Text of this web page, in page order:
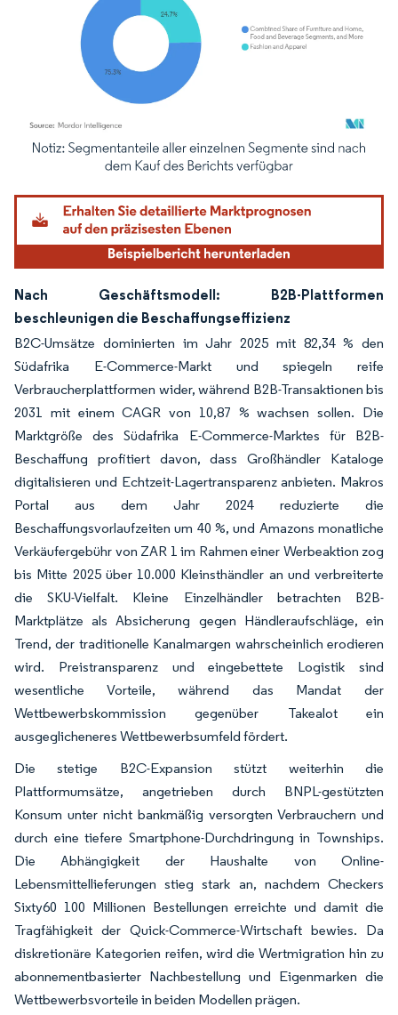
Bild © Mordor Intelligence. Wiederverwendung erfordert Namensnennung
Nach Geschäftsmodell: B2B-Plattformen
beschleunigen die Beschaffungseffizienz
B2C-Umsätze dominierten im Jahr 2025 mit 82,34 % den
Südafrika E-Commerce-Markt und spiegeln reife
Verbraucherplattformen wider, während B2B-Transaktionen bis
2031 mit einem CAGR von 10,87 % wachsen sollen. Die
Marktgröße des Südafrika E-Commerce-Marktes für B2B-
Beschaffung profitiert davon, dass Großhändler Kataloge
digitalisieren und Echtzeit-Lagertransparenz anbieten. Makros
Portal aus dem Jahr 2024 reduzierte die
Beschaffungsvorlaufzeiten um 40 %, und Amazons monatliche
Verkäufergebühr von ZAR 1 im Rahmen einer Werbeaktion zog
bis Mitte 2025 über 10.000 Kleinsthändler an und verbreiterte
die SKU-Vielfalt. Kleine Einzelhändler betrachten B2B-
Marktplätze als Absicherung gegen Händleraufschläge, ein
Trend, der traditionelle Kanalmargen wahrscheinlich erodieren
wird. Preistransparenz und eingebettete Logistik sind
wesentliche Vorteile, während das Mandat der
Wettbewerbskommission gegenüber Takealot ein
ausgeglicheneres Wettbewerbsumfeld fördert.
Die stetige B2C-Expansion stützt weiterhin die
Plattformumsätze, angetrieben durch BNPL-gestützten
Konsum unter nicht bankmäßig versorgten Verbrauchern und
durch eine tiefere Smartphone-Durchdringung in Townships.
Die Abhängigkeit der Haushalte von Online-
Lebensmittellieferungen stieg stark an, nachdem Checkers
Sixty60 100 Millionen Bestellungen erreichte und damit die
Tragfähigkeit der Quick-Commerce-Wirtschaft bewies. Da
diskretionäre Kategorien reifen, wird die Wertmigration hin zu
abonnementbasierter Nachbestellung und Eigenmarken die
Wettbewerbsvorteile in beiden Modellen prägen.